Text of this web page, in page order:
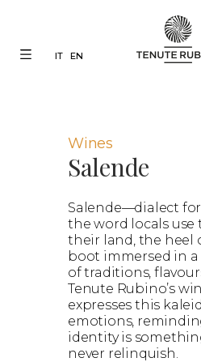
IT EN
Wines
Salende
Salende—dialect
the word locals use
their land, the heel
boot immersed in
of traditions,
Tenute Rubino’s
expresses this
emotions,
identity is
never relinquish.